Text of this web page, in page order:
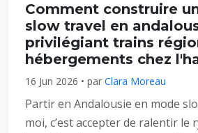
Comment construire
slow travel en
privilégiant trains
hébergements chez
16 Jun 2026 • par Clara Moreau
Partir en Andalousie en mode
moi, c’est accepter de ralentir le